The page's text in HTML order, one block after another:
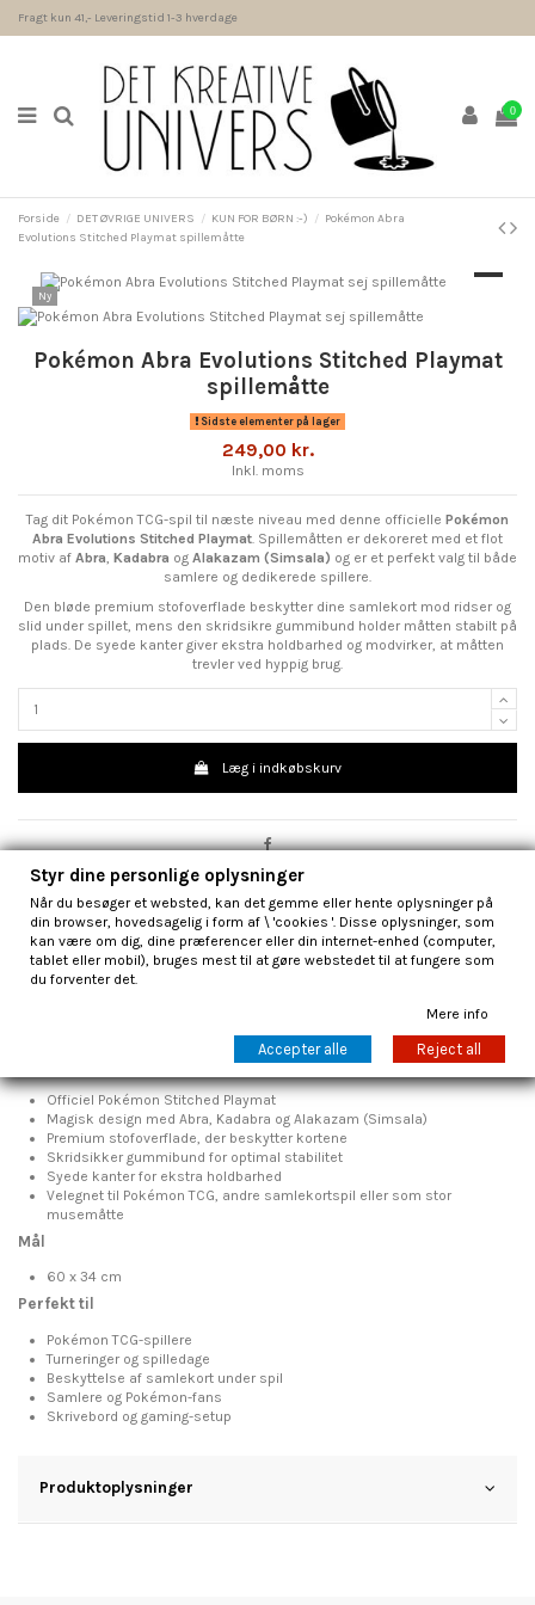
Fragt kun 41,- Leveringstid 1-3 hverdage
0
Forside DET ØVRIGE UNIVERS KUN FOR BØRN :-)
Pokémon Abra
Evolutions Stitched Playmat spillemåtte
Ny
Pokémon Abra Evolutions Stitched Playmat
spillemåtte
Sidste elementer på lager
249,00 kr.
Inkl. moms
Tag dit Pokémon TCG-spil til næste niveau med denne officielle Pokémon
Abra Evolutions Stitched Playmat . Spillemåtten er dekoreret med et flot
motiv af Abra Kadabra og Alakazam (Simsala) og er et perfekt valg til både
samlere og dedikerede spillere.
Den bløde premium stofoverflade beskytter dine samlekort mod ridser og
slid under spillet, mens den skridsikre gummibund holder måtten stabilt på
plads. De syede kanter giver ekstra holdbarhed og modvirker, at måtten
trevler ved hyppig brug.
Læg i indkøbskurv
Officiel Pokémon Stitched Playmat
Magisk design med Abra, Kadabra og Alakazam (Simsala)
Premium stofoverflade, der beskytter kortene
Skridsikker gummibund for optimal stabilitet
Syede kanter for ekstra holdbarhed
Velegnet til Pokémon TCG, andre samlekortspil eller som stor
musemåtte
Mål
60 x 34 cm
Perfekt til
Pokémon TCG-spillere
Turneringer og spilledage
Beskyttelse af samlekort under spil
Samlere og Pokémon-fans
Skrivebord og gaming-setup
Produktoplysninger
Styr dine personlige oplysninger
Når du besøger et websted, kan det gemme eller hente oplysninger på
din browser, hovedsagelig i form af \ 'cookies '. Disse oplysninger, som
kan være om dig, dine præferencer eller din internet-enhed (computer,
tablet eller mobil), bruges mest til at gøre webstedet til at fungere som
du forventer det.
Mere info
Accepter alle Reject all